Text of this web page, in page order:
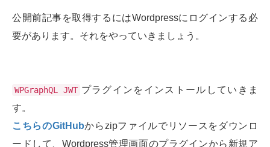
公開前記事を取得するにはWordpressにログインする必
要があります。それをやっていきましょう。
WPGraphQL JWT プラグインをインストールしていきま
す。
こちらのGitHubからzipファイルでリソースをダウンロ
ードして、Wordpress管理画面のプラグインから新規ア